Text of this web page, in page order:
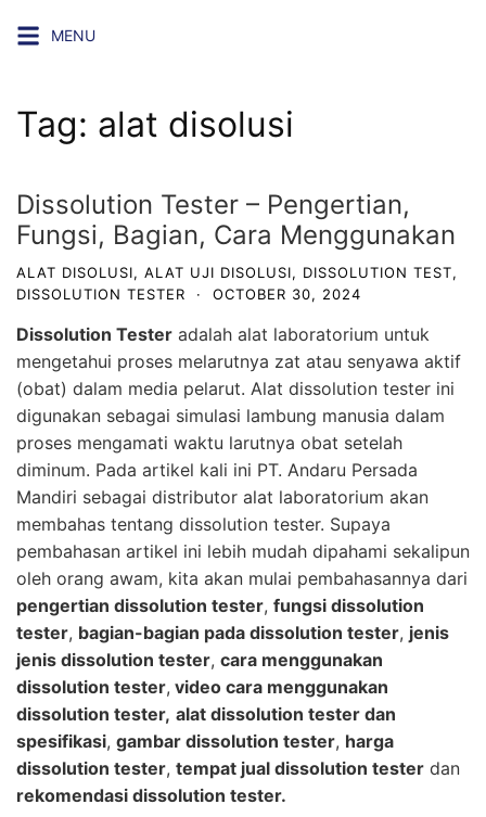
MENU
Tag: alat disolusi
Dissolution Tester – Pengertian,
Fungsi, Bagian, Cara Menggunakan
ALAT DISOLUSI, ALAT UJI DISOLUSI, DISSOLUTION TEST,
DISSOLUTION TESTER
· OCTOBER 30, 2024
Dissolution Tester adalah alat laboratorium untuk
mengetahui proses melarutnya zat atau senyawa aktif
(obat) dalam media pelarut. Alat dissolution tester ini
digunakan sebagai simulasi lambung manusia dalam
proses mengamati waktu larutnya obat setelah
diminum. Pada artikel kali ini PT. Andaru Persada
Mandiri sebagai distributor alat laboratorium akan
membahas tentang dissolution tester. Supaya
pembahasan artikel ini lebih mudah dipahami sekalipun
oleh orang awam, kita akan mulai pembahasannya dari
pengertian dissolution tester, fungsi dissolution
tester, bagian-bagian pada dissolution tester, jenis
jenis dissolution tester, cara menggunakan
dissolution tester, video cara menggunakan
dissolution tester, alat dissolution tester dan
spesifikasi, gambar dissolution tester, harga
dissolution tester, tempat jual dissolution tester dan
rekomendasi dissolution tester.